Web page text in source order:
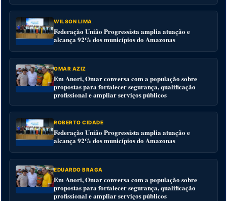
WILSON LIMA
Federação União Progressista amplia atuação e
alcança 92% dos municípios do Amazonas
OMAR AZIZ
Em Anori, Omar conversa com a população sobre
propostas para fortalecer segurança, qualificação
profissional e ampliar serviços públicos
ROBERTO CIDADE
Federação União Progressista amplia atuação e
alcança 92% dos municípios do Amazonas
EDUARDO BRAGA
Em Anori, Omar conversa com a população sobre
propostas para fortalecer segurança, qualificação
profissional e ampliar serviços públicos